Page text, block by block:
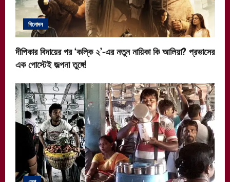
বিনোদন
দীপিকার বিদায়ের পর ‘কল্কি ২’-এর নতুন নায়িকা কি আলিয়া? প্রভাসের
এক পোস্টেই জল্পনা তুঙ্গে!